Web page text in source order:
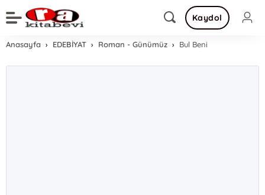
Kaydol
Anasayfa EDEBİYAT Roman - Günümüz Bul Beni